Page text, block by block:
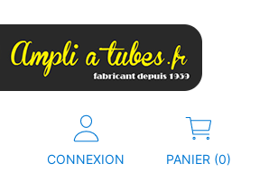
CONNEXION PANIER (0)